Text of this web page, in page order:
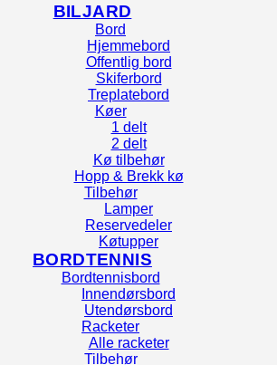
BILJARD
Bord
Hjemmebord
Offentlig bord
Skiferbord
Treplatebord
Køer
1 delt
2 delt
Kø tilbehør
Hopp & Brekk kø
Tilbehør
Lamper
Reservedeler
Køtupper
BORDTENNIS
Bordtennisbord
Innendørsbord
Utendørsbord
Racketer
Alle racketer
Tilbehør